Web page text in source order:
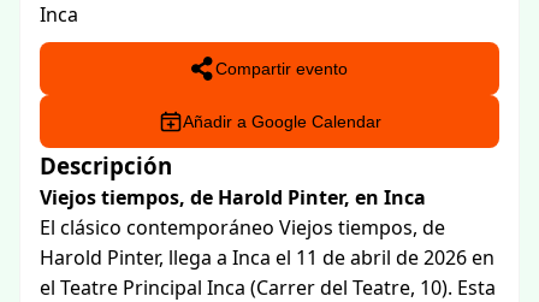
Inca
Compartir evento
Añadir a Google Calendar
Descripción
Viejos tiempos, de Harold Pinter, en Inca
El clásico contemporáneo Viejos tiempos, de
Harold Pinter, llega a Inca el 11 de abril de 2026 en
el Teatre Principal Inca (Carrer del Teatre, 10). Esta